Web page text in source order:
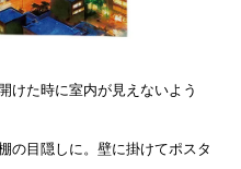
けた時に室内が見えないよう
の目隠しに。壁に掛けてポスタ